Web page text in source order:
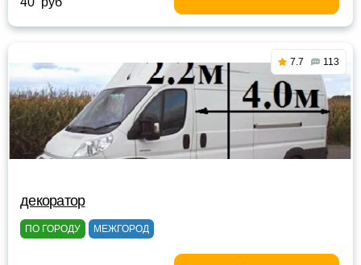
7.7 113
декоратор
ПО ГОРОДУ МЕЖГОРОД